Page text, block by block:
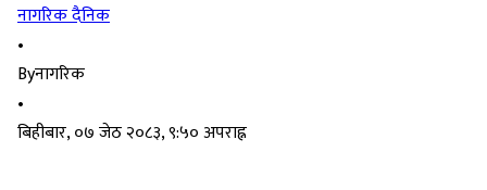
नागरिक दैनिक
•
Byनागरिक
•
बिहीबार, ०७ जेठ २०८३, ९:५० अपराह्न